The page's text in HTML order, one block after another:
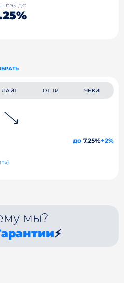
до
ЛАЙТ ОТ 1₽ ЧЕКИ
до 7.25%+2%
мы?
⚡